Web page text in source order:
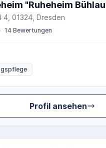
"Ruheheim
01324, Dresden
· 14 Bewertungen
Profil ansehen